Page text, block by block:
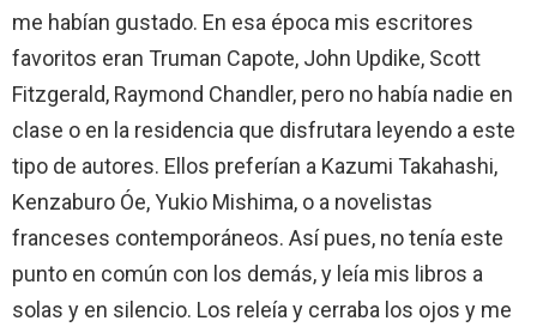
me habían gustado. En esa época mis escritores
favoritos eran Truman Capote, John Updike, Scott
Fitzgerald, Raymond Chandler, pero no había nadie en
clase o en la residencia que disfrutara leyendo a este
tipo de autores. Ellos preferían a Kazumi Takahashi,
Kenzaburo Óe, Yukio Mishima, o a novelistas
franceses contemporáneos. Así pues, no tenía este
punto en común con los demás, y leía mis libros a
solas y en silencio. Los releía y cerraba los ojos y me